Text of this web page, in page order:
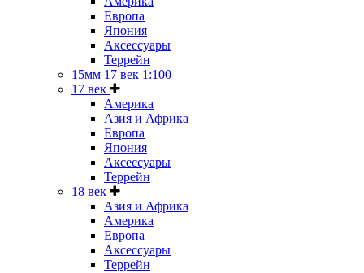
Европа
Япония
Аксессуары
Террейн
15мм 17 век 1:100
17 век
Америка
Азия и Африка
Европа
Япония
Аксессуары
Террейн
18 век
Азия и Африка
Америка
Европа
Аксессуары
Террейн